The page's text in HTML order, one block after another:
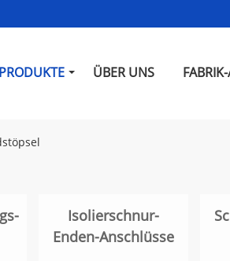
PRODUKTE ÜBER UNS
Isolierschnur-
Enden-Anschlüsse